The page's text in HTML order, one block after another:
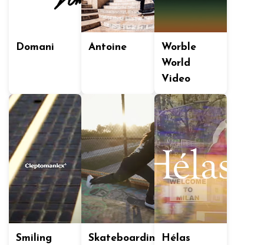
Domani Antoine
Worble
World
Video
Smiling
Skateboarding
Hélas